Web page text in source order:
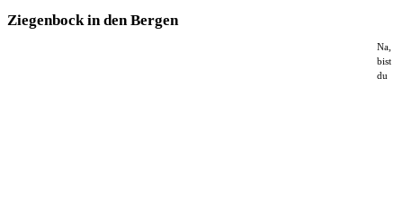
Ziegenbock in den Bergen
Na,
bist
du